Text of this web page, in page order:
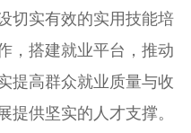
切实有效的实用技能培
，搭建就业平台，推动
提高群众就业质量与收
提供坚实的人才支撑。